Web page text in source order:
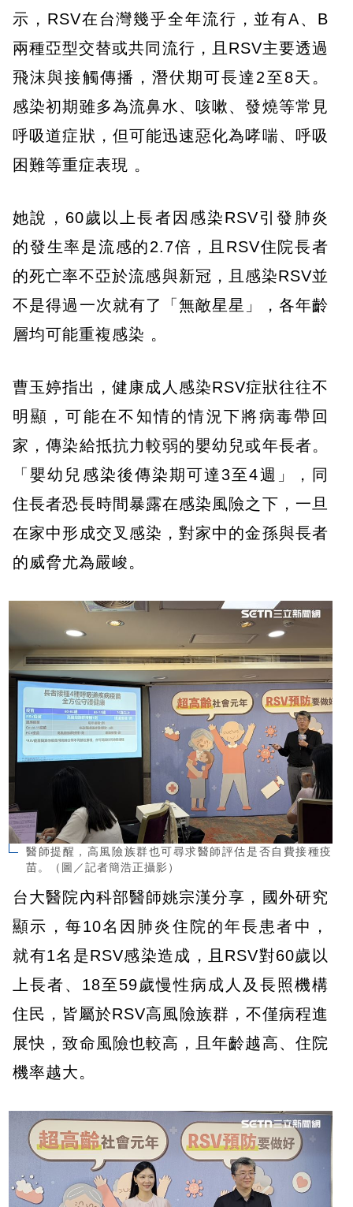
示，RSV在台灣幾乎全年流行，並有A、B
兩種亞型交替或共同流行，且RSV主要透過
飛沫與接觸傳播，潛伏期可長達2至8天。
感染初期雖多為流鼻水、咳嗽、發燒等常見
呼吸道症狀，但可能迅速惡化為哮喘、呼吸
困難等重症表現 。
她說，60歲以上長者因感染RSV引發肺炎
的發生率是流感的2.7倍，且RSV住院長者
的死亡率不亞於流感與新冠，且感染RSV並
不是得過一次就有了「無敵星星」，各年齡
層均可能重複感染 。
曹玉婷指出，健康成人感染RSV症狀往往不
明顯，可能在不知情的情況下將病毒帶回
家，傳染給抵抗力較弱的嬰幼兒或年長者。
「嬰幼兒感染後傳染期可達3至4週」，同
住長者恐長時間暴露在感染風險之下，一旦
在家中形成交叉感染，對家中的金孫與長者
的威脅尤為嚴峻。
醫師提醒，高風險族群也可尋求醫師評估是否自費接種疫
苗。（圖／記者簡浩正攝影）
台大醫院內科部醫師姚宗漢分享，國外研究
顯示，每10名因肺炎住院的年長患者中，
就有1名是RSV感染造成，且RSV對60歲以
上長者、18至59歲慢性病成人及長照機構
住民，皆屬於RSV高風險族群，不僅病程進
展快，致命風險也較高，且年齡越高、住院
機率越大。